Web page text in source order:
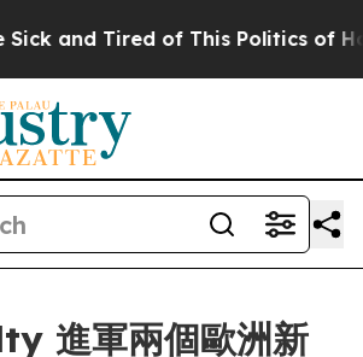
Tired of This Politics of Hatred”
進軍兩個歐洲新